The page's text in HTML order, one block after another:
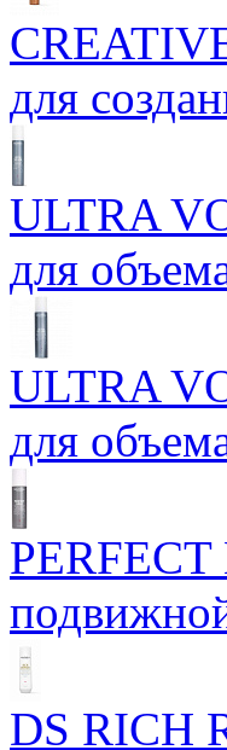
для
ULTRA
для
ULTRA
для
DS RICH